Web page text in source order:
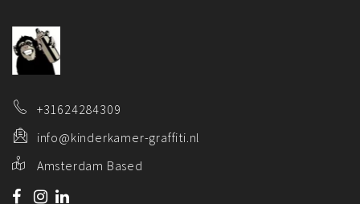
+31624284309
info@kinderkamer-graffiti.nl
Amsterdam Based